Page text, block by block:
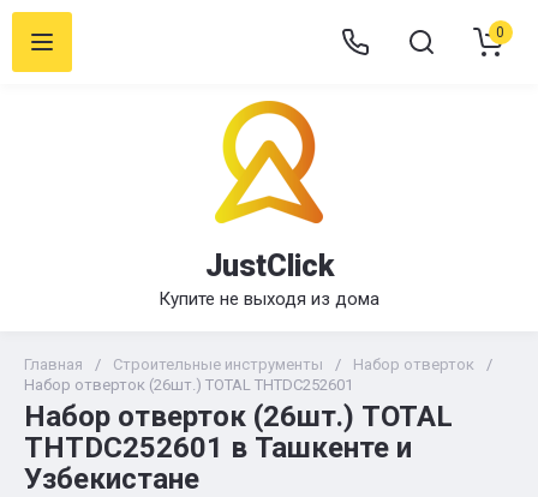
JustClick
Купите не выходя из дома
0
Главная / Строительные инструменты / Набор отверток
/
Набор отверток (26шт.) TOTAL THTDC252601
Набор отверток (26шт.) TOTAL
THTDC252601 в Ташкенте и
Узбекистане